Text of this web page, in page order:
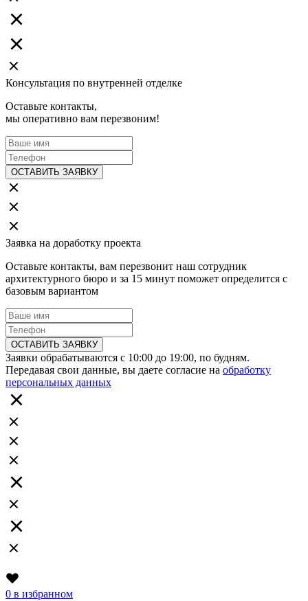
Консультация по внутренней отделке
Оставьте контакты,
мы оперативно вам перезвоним!
ОСТАВИТЬ ЗАЯВКУ
Заявка на доработку проекта
Оставьте контакты, вам перезвонит наш сотрудник
архитектурного бюро и за 15 минут поможет определится с
базовым вариантом
ОСТАВИТЬ ЗАЯВКУ
Заявки обрабатываются с 10:00 до 19:00, по будням.
Передавая свои данные, вы даете согласие на обработку
персональных данных
0 в избранном